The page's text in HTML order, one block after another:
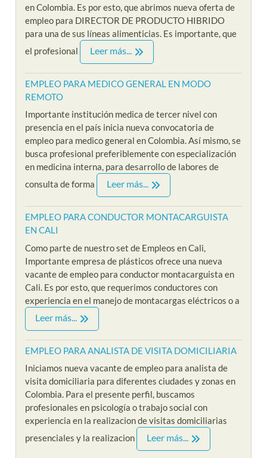
en Colombia. Es por esto, que abrimos nueva oferta de
empleo para DIRECTOR DE PRODUCTO HIBRIDO
para una de sus líneas alimenticias. Es importante, que
el profesional
Leer más...
EMPLEO PARA MEDICO GENERAL EN MODO
REMOTO
Importante institución medica de tercer nivel con
presencia en el país inicia nueva convocatoria de
empleo para medico general en Colombia. Así mismo, se
busca profesional preferiblemente con especialización
en medicina interna, para desarrollo de labores de
consulta de forma
Leer más...
EMPLEO PARA CONDUCTOR MONTACARGUISTA
EN CALI
Como parte de nuestro set de Empleos en Cali,
Importante empresa de plásticos ofrece una nueva
vacante de empleo para conductor montacarguista en
Cali. Es por esto, que requerimos conductores con
experiencia en el manejo de montacargas eléctricos o a
Leer más...
EMPLEO PARA ANALISTA DE VISITA DOMICILIARIA
Iniciamos nueva vacante de empleo para analista de
visita domiciliaria para diferentes ciudades y zonas en
Colombia. Para el presente perfil, buscamos
profesionales en psicología o trabajo social con
experiencia en la realizacion de visitas domiciliarias
presenciales y la realizacion
Leer más...